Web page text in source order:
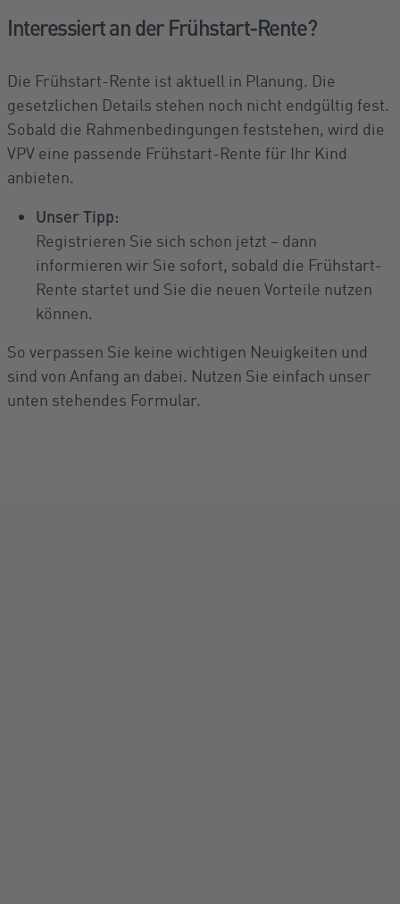
Interessiert an der Frühstart-Rente?
Die Frühstart-Rente ist aktuell in Planung. Die
gesetzlichen Details stehen noch nicht endgültig fest.
Sobald die Rahmenbedingungen feststehen, wird die
VPV eine passende Frühstart-Rente für Ihr Kind
anbieten.
Unser Tipp:
Registrieren Sie sich schon jetzt – dann
informieren wir Sie sofort, sobald die Frühstart-
Rente startet und Sie die neuen Vorteile nutzen
können.
So verpassen Sie keine wichtigen Neuigkeiten und
sind von Anfang an dabei. Nutzen Sie einfach unser
unten stehendes Formular.